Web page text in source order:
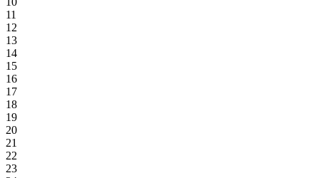
11
12
13
14
15
16
17
18
19
20
21
22
23